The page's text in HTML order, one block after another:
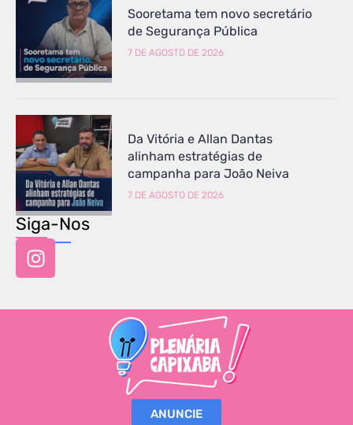
Sooretama tem novo secretário
de Segurança Pública
7 DE AGOSTO DE 2026
Da Vitória e Allan Dantas
alinham estratégias de
campanha para João Neiva
7 DE AGOSTO DE 2026
Siga-Nos
ANUNCIE